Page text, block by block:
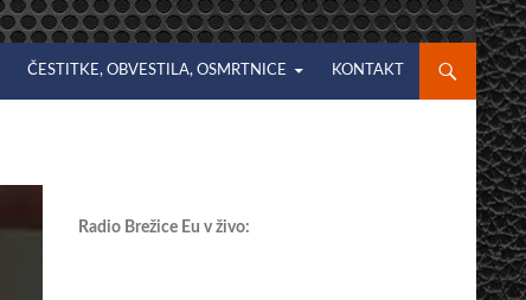
ČESTITKE, OBVESTILA, OSMRTNICE KONTAKT
Radio Brežice Eu v živo: